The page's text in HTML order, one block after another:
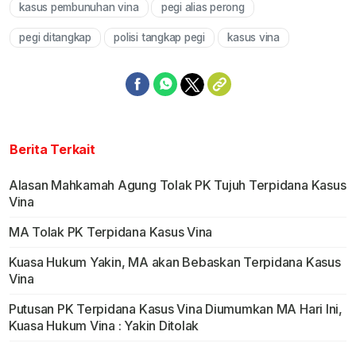
kasus pembunuhan vina pegi alias perong
pegi ditangkap polisi tangkap pegi kasus vina
Berita Terkait
Alasan Mahkamah Agung Tolak PK Tujuh Terpidana Kasus
Vina
MA Tolak PK Terpidana Kasus Vina
Kuasa Hukum Yakin, MA akan Bebaskan Terpidana Kasus
Vina
Putusan PK Terpidana Kasus Vina Diumumkan MA Hari Ini,
Kuasa Hukum Vina : Yakin Ditolak